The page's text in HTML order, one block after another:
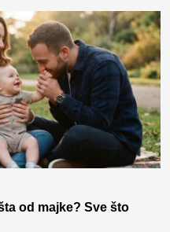
od majke? Sve što